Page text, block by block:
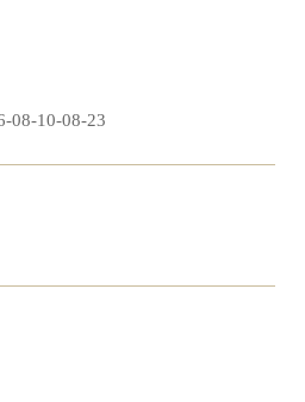
10-08-23